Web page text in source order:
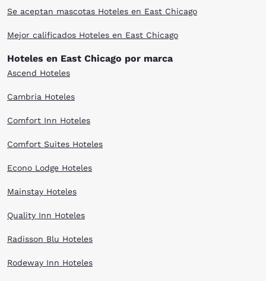
Se aceptan mascotas Hoteles en East Chicago
Mejor calificados Hoteles en East Chicago
Hoteles en East Chicago por marca
Ascend Hoteles
Cambria Hoteles
Comfort Inn Hoteles
Comfort Suites Hoteles
Econo Lodge Hoteles
Mainstay Hoteles
Quality Inn Hoteles
Radisson Blu Hoteles
Rodeway Inn Hoteles